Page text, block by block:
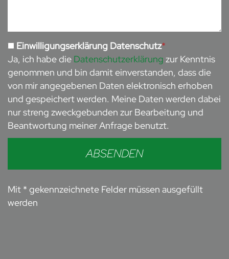
Einwilligungserklärung Datenschutz*
Ja, ich habe die Datenschutzerklärung zur Kenntnis
genommen und bin damit einverstanden, dass die
von mir angegebenen Daten elektronisch erhoben
und gespeichert werden. Meine Daten werden dabei
nur streng zweckgebunden zur Bearbeitung und
Beantwortung meiner Anfrage benutzt.
ABSENDEN
Mit * gekennzeichnete Felder müssen ausgefüllt
werden